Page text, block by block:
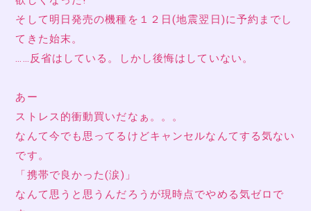
そして明日発売の機種を１２日(地震翌日)に予約までし
てきた始末。
……反省はしている。しかし後悔はしていない。
あー
ストレス的衝動買いだなぁ。。。
なんて今でも思ってるけどキャンセルなんてする気ない
です。
「携帯で良かった(涙)」
なんて思うと思うんだろうが現時点でやめる気ゼロで